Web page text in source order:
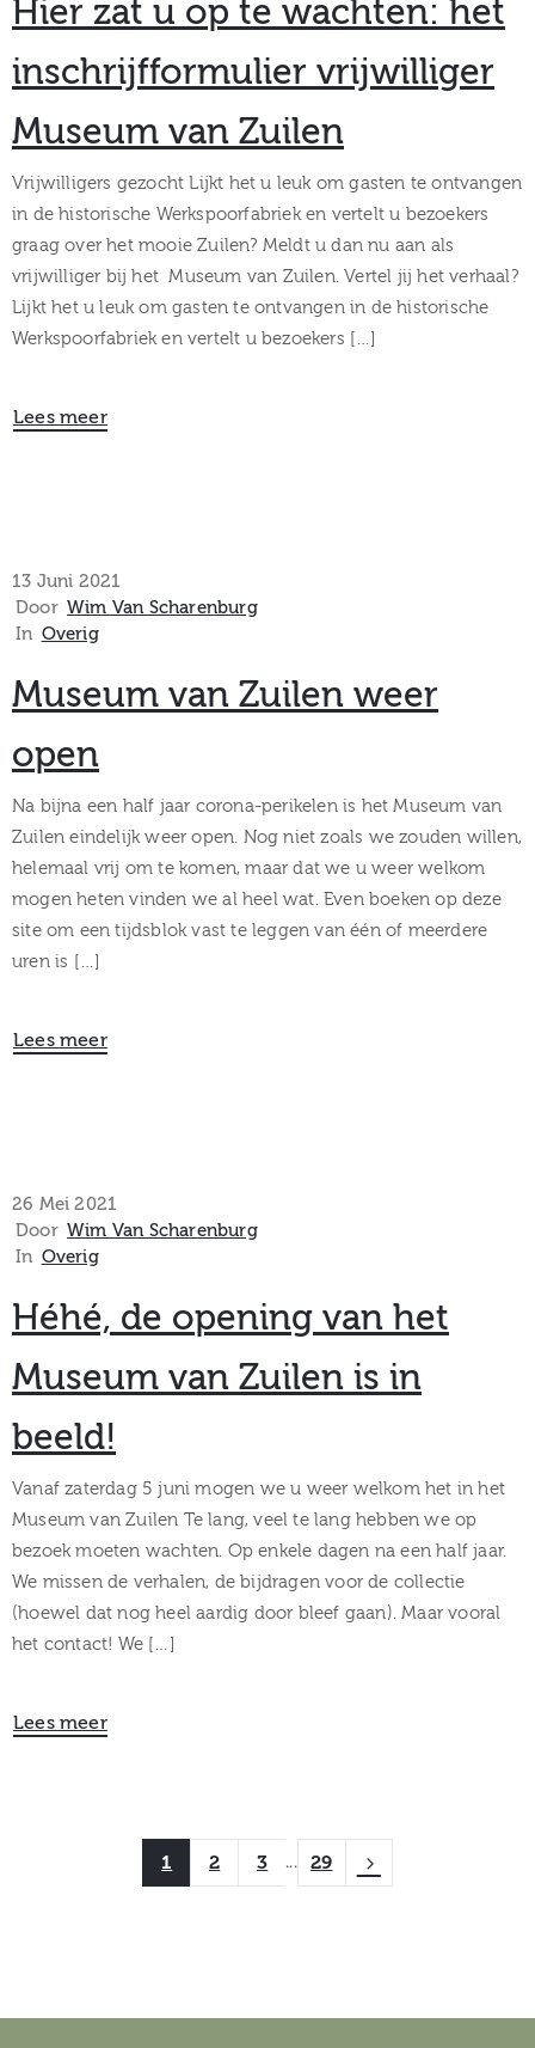
Hier zat u op te wachten: het
inschrijfformulier vrijwilliger
Museum van Zuilen
Vrijwilligers gezocht Lijkt het u leuk om gasten te ontvangen
in de historische Werkspoorfabriek en vertelt u bezoekers
graag over het mooie Zuilen? Meldt u dan nu aan als
vrijwilliger bij het Museum van Zuilen. Vertel jij het verhaal?
Lijkt het u leuk om gasten te ontvangen in de historische
Werkspoorfabriek en vertelt u bezoekers […]
Lees meer
13 Juni 2021
Door Wim Van Scharenburg
In Overig
Museum van Zuilen weer
open
Na bijna een half jaar corona-perikelen is het Museum van
Zuilen eindelijk weer open. Nog niet zoals we zouden willen,
helemaal vrij om te komen, maar dat we u weer welkom
mogen heten vinden we al heel wat. Even boeken op deze
site om een tijdsblok vast te leggen van één of meerdere
uren is […]
Lees meer
26 Mei 2021
Door Wim Van Scharenburg
In Overig
Héhé, de opening van het
Museum van Zuilen is in
beeld!
Vanaf zaterdag 5 juni mogen we u weer welkom het in het
Museum van Zuilen Te lang, veel te lang hebben we op
bezoek moeten wachten. Op enkele dagen na een half jaar.
We missen de verhalen, de bijdragen voor de collectie
(hoewel dat nog heel aardig door bleef gaan). Maar vooral
het contact! We […]
Lees meer
1 2 3 ... 29